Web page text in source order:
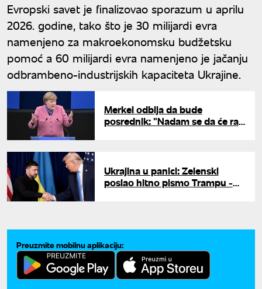
Evropski savet je finalizovao sporazum u aprilu
2026. godine, tako što je 30 milijardi evra
namenjeno za makroekonomsku budžetsku
pomoć a 60 milijardi evra namenjeno je jačanju
odbrambeno-industrijskih kapaciteta Ukrajine.
Merkel odbija da bude
posrednik: "Nadam se da će rat
Ukrajina u panici: Zelenski
poslao hitno pismo Trampu -
Preuzmite mobilnu aplikaciju: